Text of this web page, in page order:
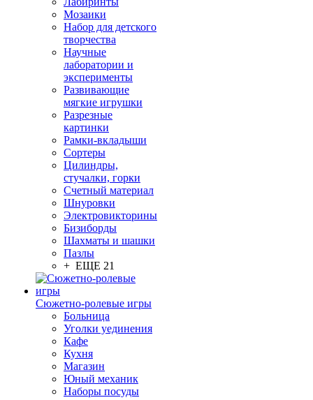
Мозаики
Набор для детского
творчества
Научные
лаборатории и
эксперименты
Развивающие
мягкие игрушки
Разрезные
картинки
Рамки-вкладыши
Сортеры
Цилиндры,
стучалки, горки
Счетный материал
Шнуровки
Электровикторины
Бизиборды
Шахматы и шашки
Пазлы
+ ЕЩЕ 21
Сюжетно-ролевые игры
Больница
Уголки уединения
Кафе
Кухня
Магазин
Юный механик
Наборы посуды